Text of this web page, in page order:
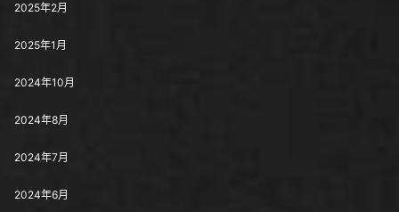
2025年2月
2025年1月
2024年10月
2024年8月
2024年7月
2024年6月